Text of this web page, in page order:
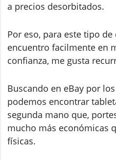
a precios desorbitados.
Por eso, para este tipo
encuentro facilmente en
confianza, me gusta
Buscando en eBay por
podemos encontrar
segunda mano que,
mucho más económicas
físicas.